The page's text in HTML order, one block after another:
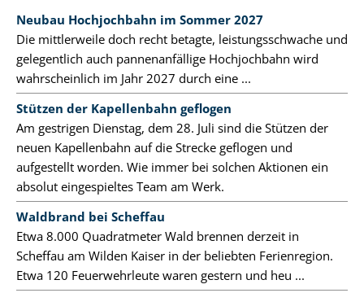
Neubau Hochjochbahn im Sommer 2027
Die mittlerweile doch recht betagte, leistungsschwache und
gelegentlich auch pannenanfällige Hochjochbahn wird
wahrscheinlich im Jahr 2027 durch eine ...
Stützen der Kapellenbahn geflogen
Am gestrigen Dienstag, dem 28. Juli sind die Stützen der
neuen Kapellenbahn auf die Strecke geflogen und
aufgestellt worden. Wie immer bei solchen Aktionen ein
absolut eingespieltes Team am Werk.
Waldbrand bei Scheffau
Etwa 8.000 Quadratmeter Wald brennen derzeit in
Scheffau am Wilden Kaiser in der beliebten Ferienregion.
Etwa 120 Feuerwehrleute waren gestern und heu ...